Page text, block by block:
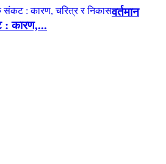
वर्तमान
: कारण,...